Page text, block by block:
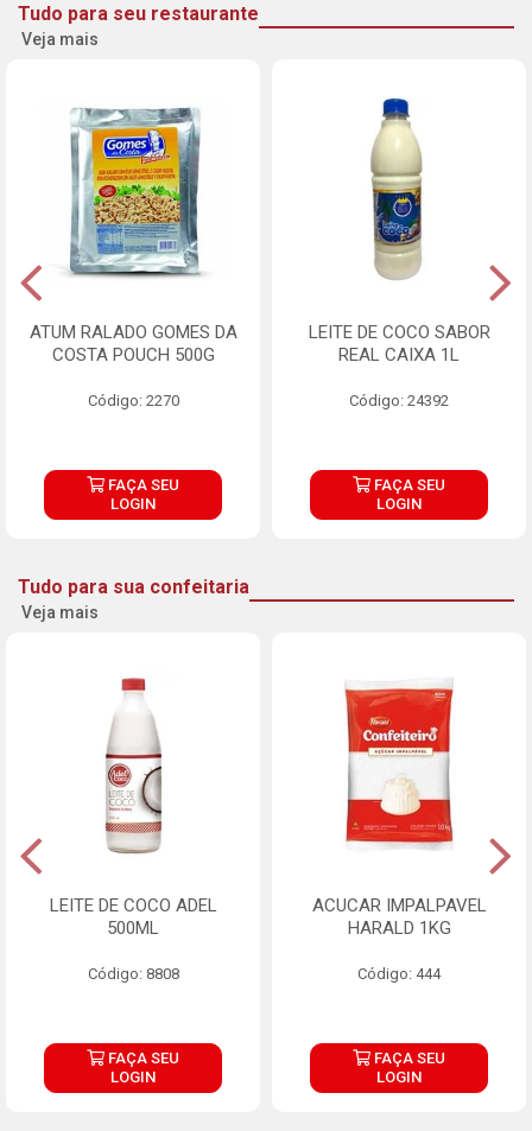
Tudo para seu restaurante
Veja mais
ATUM RALADO GOMES DA
COSTA POUCH 500G
Código: 2270
FAÇA SEU
LOGIN
LEITE DE COCO SABOR
REAL CAIXA 1L
Código: 24392
FAÇA SEU
LOGIN
Tudo para sua confeitaria
Veja mais
LEITE DE COCO ADEL
500ML
Código: 8808
FAÇA SEU
LOGIN
ACUCAR IMPALPAVEL
HARALD 1KG
Código: 444
FAÇA SEU
LOGIN